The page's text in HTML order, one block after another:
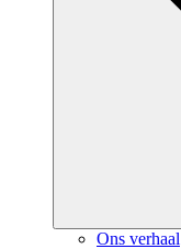
Ons verhaal